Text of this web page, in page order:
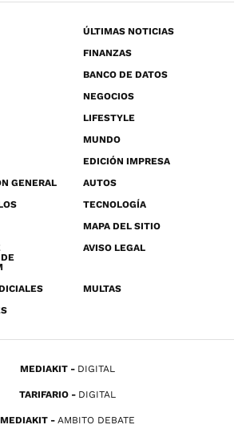
ÚLTIMAS NOTICIAS
FINANZAS
BANCO DE DATOS
NEGOCIOS
LIFESTYLE
MUNDO
EDICIÓN IMPRESA
GENERAL
AUTOS
TECNOLOGÍA
MAPA DEL SITIO
AVISO LEGAL
MULTAS
MEDIAKIT DIGITAL
TARIFARIO DIGITAL
MEDIAKIT AMBITO DEBATE